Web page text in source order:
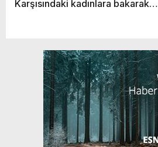
Karşısındaki kadınlara bakarak…